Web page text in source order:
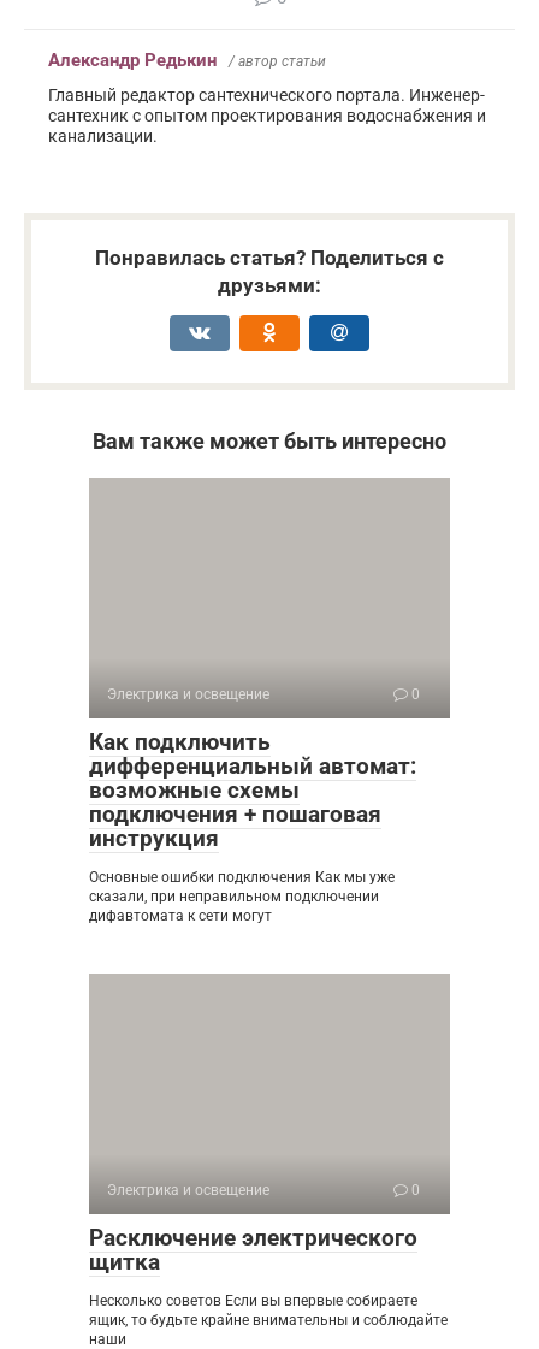
Александр Редькин / автор статьи
Главный редактор сантехнического портала. Инженер-
сантехник с опытом проектирования водоснабжения и
канализации.
Понравилась статья? Поделиться с
друзьями:
Вам также может быть интересно
Электрика и освещение 0
Как подключить
дифференциальный автомат:
возможные схемы
подключения + пошаговая
инструкция
Основные ошибки подключения Как мы уже
сказали, при неправильном подключении
дифавтомата к сети могут
Электрика и освещение 0
Расключение электрического
щитка
Несколько советов Если вы впервые собираете
ящик, то будьте крайне внимательны и соблюдайте
наши